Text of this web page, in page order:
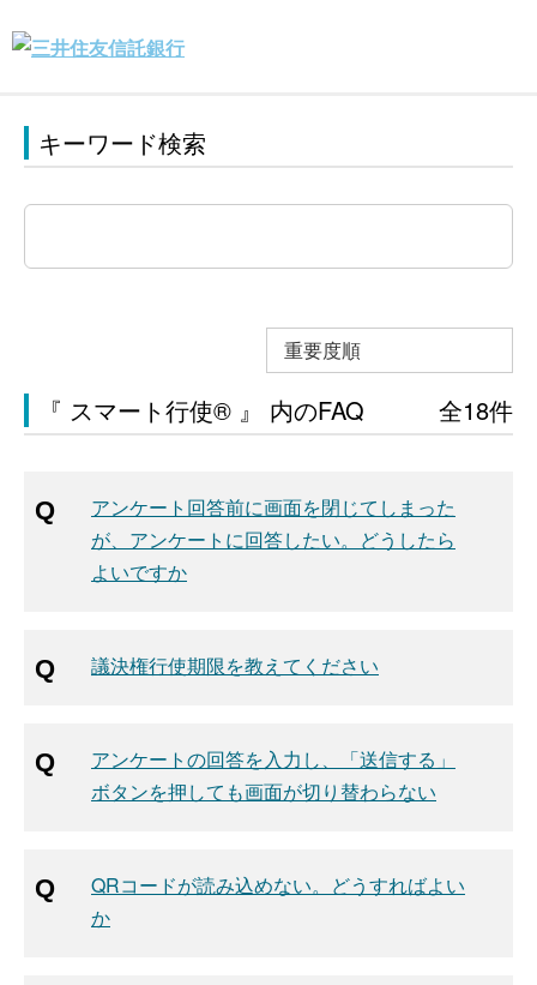
キーワード検索
重要度順
『 スマート行使® 』 内のFAQ 全18件
アンケート回答前に画面を閉じてしまった
が、アンケートに回答したい。どうしたら
よいですか
議決権行使期限を教えてください
アンケートの回答を入力し、「送信する」
ボタンを押しても画面が切り替わらない
QRコードが読み込めない。どうすればよい
か